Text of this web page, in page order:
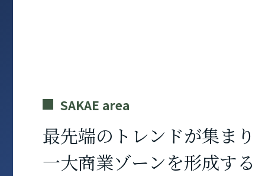
SAKAE area
最先端のトレンドが集まり
一大商業ゾーンを形成する